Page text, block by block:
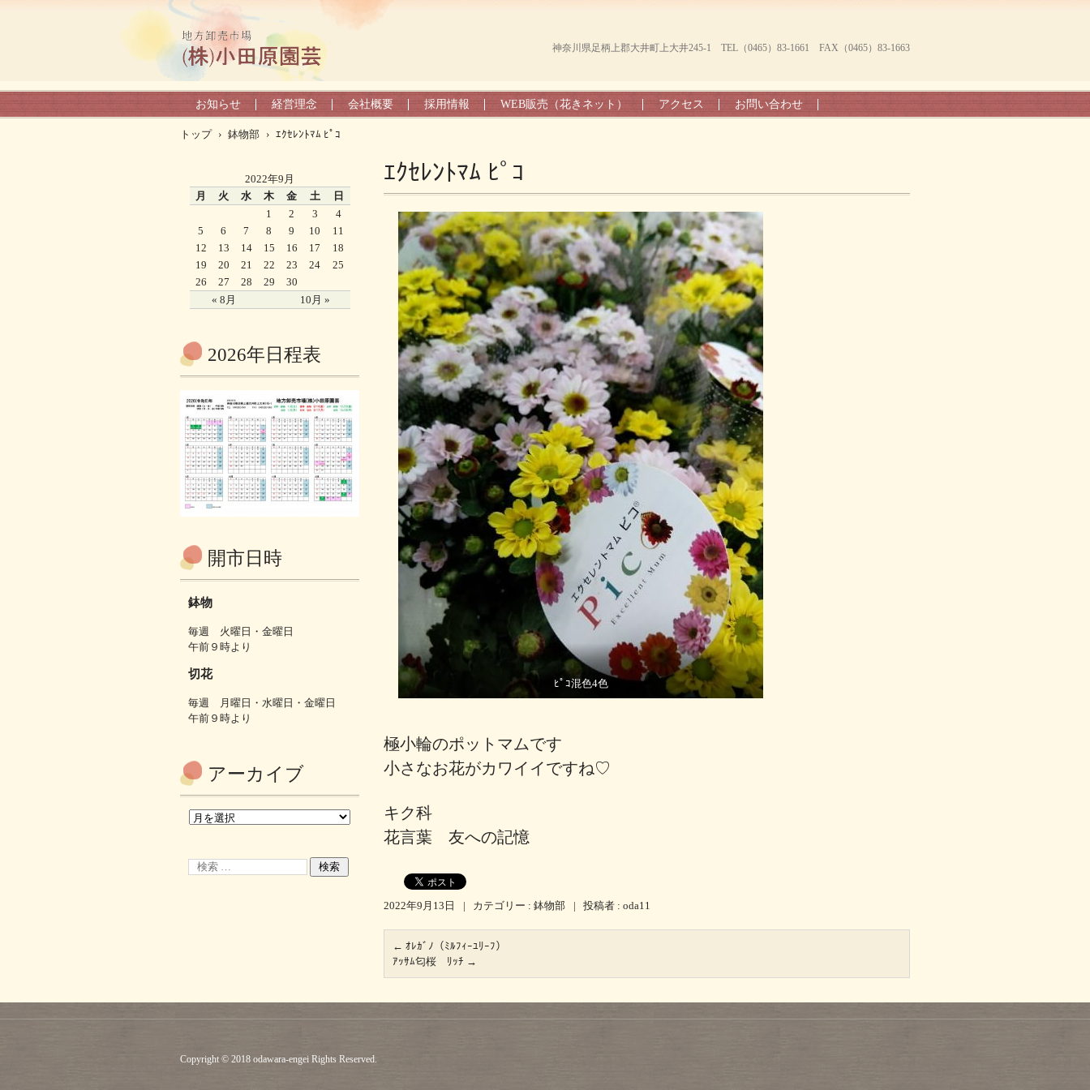
神奈川県足柄上郡大井町上大井245-1 TEL（0465）83-1661 FAX（0465）83-1663
お知らせ 経営理念 会社概要 採用情報 WEB販売（花きネット） アクセス お問い合わせ
トップ › 鉢物部 › ｴｸｾﾚﾝﾄﾏﾑ ﾋﾟｺ
ｴｸｾﾚﾝﾄﾏﾑ ﾋﾟｺ
ﾋﾟｺ混色4色
極小輪のポットマムです
小さなお花がカワイイですね♡
キク科
花言葉 友への記憶
2022年9月13日 | カテゴリー : 鉢物部 | 投稿者 : oda11
← ｵﾚｶﾞﾉ（ﾐﾙﾌｨｰﾕﾘｰﾌ）
ｱｯｻﾑ匂桜 ﾘｯﾁ →
2022年9月
月
火 水 木 金 土 日
« 8月 10月 »
1 2 3
4
5
6 7 8 9 10
11
12
13 14 15 16 17
18
19
20 21 22 23 24
25
26
27 28 29 30
2026年日程表
開市日時
鉢物
毎週 火曜日・金曜日
午前９時より
切花
毎週 月曜日・水曜日・金曜日
午前９時より
アーカイブ
Copyright © 2018 odawara-engei Rights Reserved.